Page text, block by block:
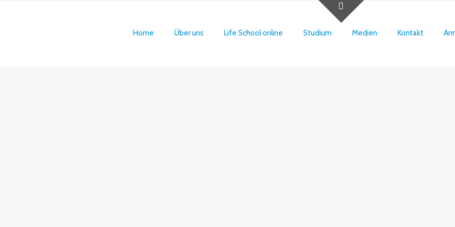
Home Über uns Life School online Studium Medien Kontakt